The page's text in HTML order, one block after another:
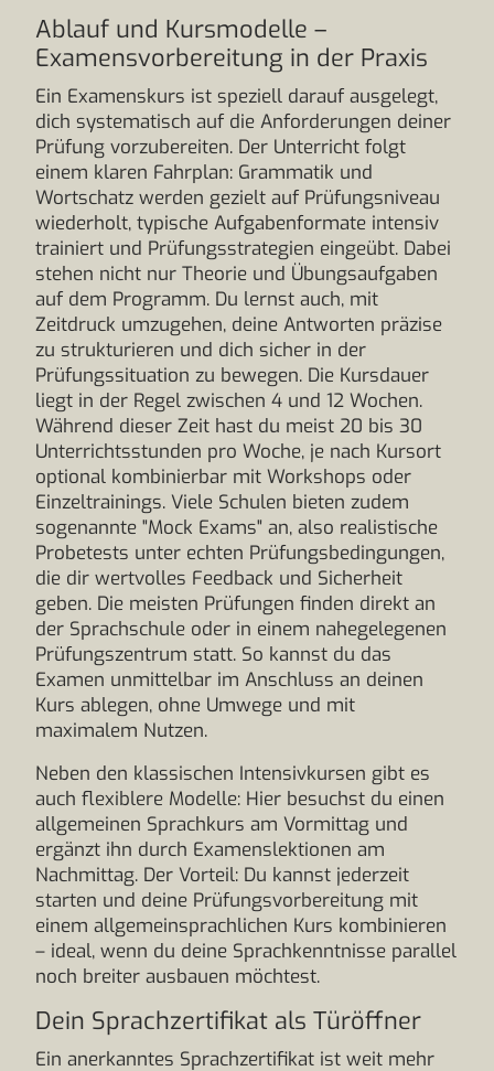
Ablauf und Kursmodelle –
Examensvorbereitung in der Praxis
Ein Examenskurs ist speziell darauf ausgelegt,
dich systematisch auf die Anforderungen deiner
Prüfung vorzubereiten. Der Unterricht folgt
einem klaren Fahrplan: Grammatik und
Wortschatz werden gezielt auf Prüfungsniveau
wiederholt, typische Aufgabenformate intensiv
trainiert und Prüfungsstrategien eingeübt. Dabei
stehen nicht nur Theorie und Übungsaufgaben
auf dem Programm. Du lernst auch, mit
Zeitdruck umzugehen, deine Antworten präzise
zu strukturieren und dich sicher in der
Prüfungssituation zu bewegen. Die Kursdauer
liegt in der Regel zwischen 4 und 12 Wochen.
Während dieser Zeit hast du meist 20 bis 30
Unterrichtsstunden pro Woche, je nach Kursort
optional kombinierbar mit Workshops oder
Einzeltrainings. Viele Schulen bieten zudem
sogenannte "Mock Exams" an, also realistische
Probetests unter echten Prüfungsbedingungen,
die dir wertvolles Feedback und Sicherheit
geben. Die meisten Prüfungen finden direkt an
der Sprachschule oder in einem nahegelegenen
Prüfungszentrum statt. So kannst du das
Examen unmittelbar im Anschluss an deinen
Kurs ablegen, ohne Umwege und mit
maximalem Nutzen.
Neben den klassischen Intensivkursen gibt es
auch flexiblere Modelle: Hier besuchst du einen
allgemeinen Sprachkurs am Vormittag und
ergänzt ihn durch Examenslektionen am
Nachmittag. Der Vorteil: Du kannst jederzeit
starten und deine Prüfungsvorbereitung mit
einem allgemeinsprachlichen Kurs kombinieren
– ideal, wenn du deine Sprachkenntnisse parallel
noch breiter ausbauen möchtest.
Dein Sprachzertifikat als Türöffner
Ein anerkanntes Sprachzertifikat ist weit mehr